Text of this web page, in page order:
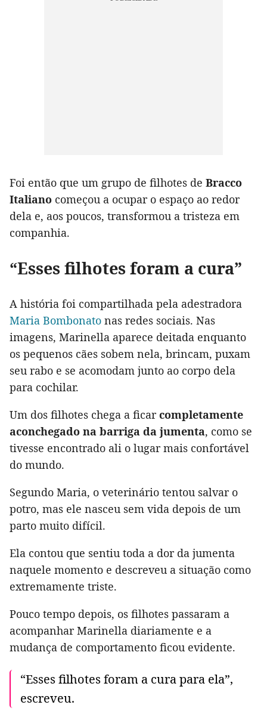
Foi então que um grupo de filhotes de Bracco
Italiano começou a ocupar o espaço ao redor
dela e, aos poucos, transformou a tristeza em
companhia.
“Esses filhotes foram a cura”
A história foi compartilhada pela adestradora
Maria Bombonato nas redes sociais. Nas
imagens, Marinella aparece deitada enquanto
os pequenos cães sobem nela, brincam, puxam
seu rabo e se acomodam junto ao corpo dela
para cochilar.
Um dos filhotes chega a ficarcompletamente
aconchegado na barriga da jumenta, como se
tivesse encontrado ali o lugar mais confortável
do mundo.
Segundo Maria, o veterinário tentou salvar o
potro, mas ele nasceu sem vida depois de um
parto muito difícil.
Ela contou que sentiu toda a dor da jumenta
naquele momento e descreveu a situação como
extremamente triste.
Pouco tempo depois, os filhotes passaram a
acompanhar Marinella diariamente e a
mudança de comportamento ficou evidente.
“Esses filhotes foram a cura para ela”,
escreveu.